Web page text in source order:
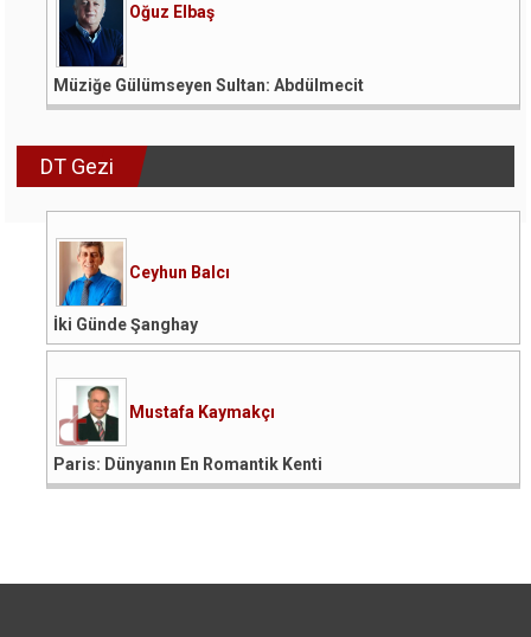
Oğuz Elbaş
Müziğe Gülümseyen Sultan: Abdülmecit
DT Gezi
Ceyhun Balcı
İki Günde Şanghay
Mustafa Kaymakçı
Paris: Dünyanın En Romantik Kenti